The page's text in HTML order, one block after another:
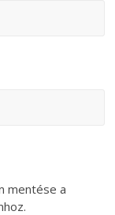
mentése a